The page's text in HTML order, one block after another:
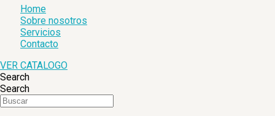
Home
Sobre nosotros
Servicios
Contacto
VER CATALOGO
Search
Search